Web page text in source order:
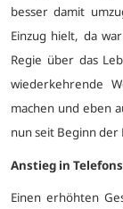
besser damit
Einzug hielt, da
Regie über das
wiederkehrende
machen und eben
nun seit Beginn
Anstieg in
Einen erhöhten